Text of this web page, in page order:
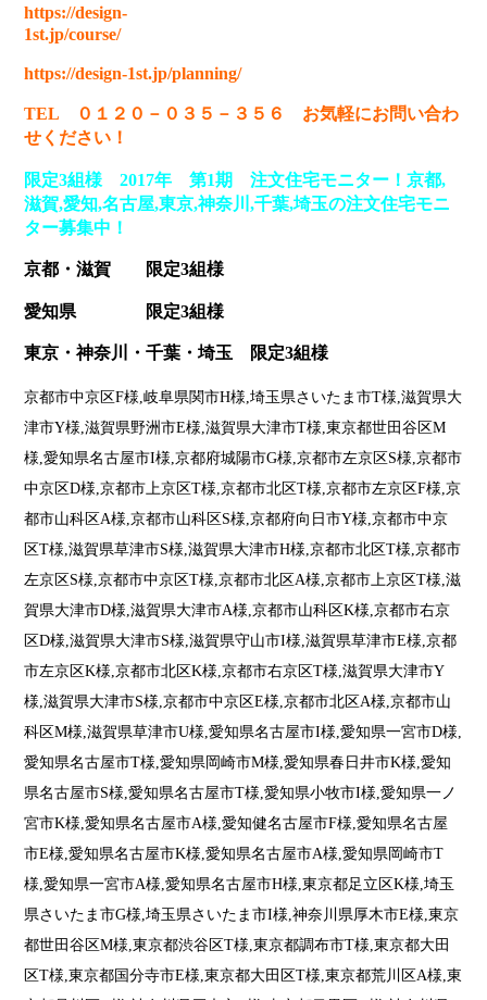
https://design-
1st.jp/course/
https://design-1st.jp/planning/
TEL ０１２０－０３５－３５６ お気軽にお問い合わ
せください！
限定3組様 2017年 第1期 注文住宅モニター！京都,
滋賀,愛知,名古屋,東京,神奈川,千葉,埼玉の注文住宅モニ
ター募集中！
京都・滋賀 限定3組様
愛知県 限定3組様
東京・神奈川・千葉・埼玉 限定3組様
京都市中京区F様,岐阜県関市H様,埼玉県さいたま市T様,滋賀県大
津市Y様,滋賀県野洲市E様,滋賀県大津市T様,東京都世田谷区M
様,愛知県名古屋市I様,京都府城陽市G様,京都市左京区S様,京都市
中京区D様,京都市上京区T様,京都市北区T様,京都市左京区F様,京
都市山科区A様,京都市山科区S様,京都府向日市Y様,京都市中京
区T様,滋賀県草津市S様,滋賀県大津市H様,京都市北区T様,京都市
左京区S様,京都市中京区T様,京都市北区A様,京都市上京区T様,滋
賀県大津市D様,滋賀県大津市A様,京都市山科区K様,京都市右京
区D様,滋賀県大津市S様,滋賀県守山市I様,滋賀県草津市E様,京都
市左京区K様,京都市北区K様,京都市右京区T様,滋賀県大津市Y
様,滋賀県大津市S様,京都市中京区E様,京都市北区A様,京都市山
科区M様,滋賀県草津市U様,愛知県名古屋市I様,愛知県一宮市D様,
愛知県名古屋市T様,愛知県岡崎市M様,愛知県春日井市K様,愛知
県名古屋市S様,愛知県名古屋市T様,愛知県小牧市I様,愛知県一ノ
宮市K様,愛知県名古屋市A様,愛知健名古屋市F様,愛知県名古屋
市E様,愛知県名古屋市K様,愛知県名古屋市A様,愛知県岡崎市T
様,愛知県一宮市A様,愛知県名古屋市H様,東京都足立区K様,埼玉
県さいたま市G様,埼玉県さいたま市I様,神奈川県厚木市E様,東京
都世田谷区M様,東京都渋谷区T様,東京都調布市T様,東京都大田
区T様,東京都国分寺市E様,東京都大田区T様,東京都荒川区A様,東